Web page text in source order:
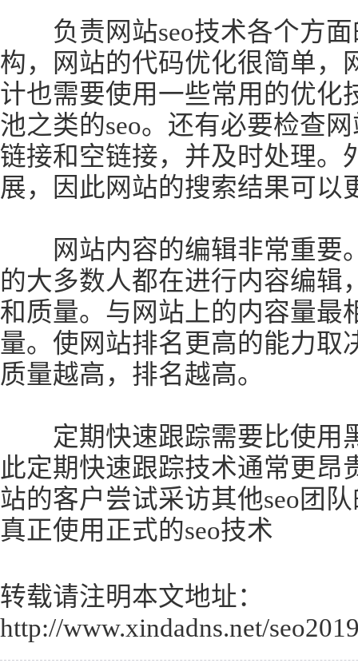
负责网站seo技术各个方面
构，网站的代码优化很简单，
计也需要使用一些常用的优化
池之类的seo。还有必要检查
链接和空链接，并及时处理。
展，因此网站的搜索结果可以
网站内容的编辑非常重要
的大多数人都在进行内容编辑
和质量。与网站上的内容量最
量。使网站排名更高的能力取
质量越高，排名越高。
定期快速跟踪需要比使用
此定期快速跟踪技术通常更昂
站的客户尝试采访其他seo团
真正使用正式的seo技术
转载请注明本文地址：
http://www.xindadns.net/